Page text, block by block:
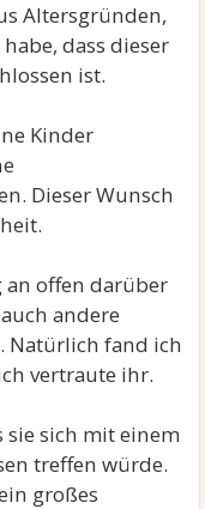
Altersgründen,
dass dieser
ist.
Kinder
Dieser Wunsch
an offen darüber
andere
Natürlich fand ich
vertraute ihr.
sie sich mit einem
treffen würde.
großes